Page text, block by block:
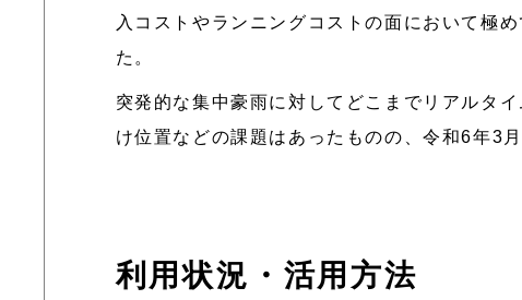
入コストやランニングコストの面において極
た。
突発的な集中豪雨に対してどこまでリアルタ
け位置などの課題はあったものの、令和6年3
利用状況・活用方法